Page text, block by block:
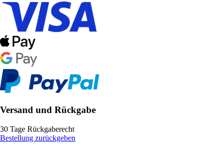
Versand und Rückgabe
30 Tage Rückgaberecht
Bestellung zurückgeben